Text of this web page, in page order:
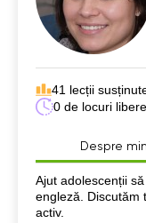
41 lecții
0 de locuri
Despre
Despre mine
Ajut adolescenții
engleză. Discutăm
activ.